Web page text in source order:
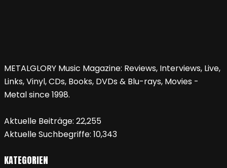
METALGLORY Music Magazine: Reviews, Interviews, Live,
Links, Vinyl, CDs, Books, DVDs & Blu-rays, Movies -
Metal since 1998.
Aktuelle Beiträge: 22,255
Aktuelle Suchbegriffe: 10,343
KATEGORIEN